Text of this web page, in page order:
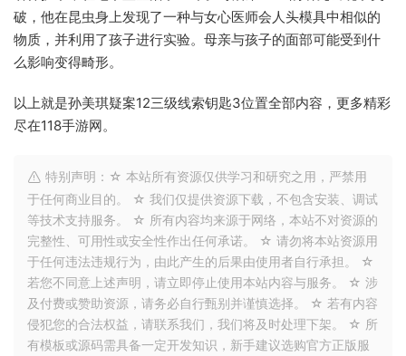
破，他在昆虫身上发现了一种与女心医师会人头模具中相似的
物质，并利用了孩子进行实验。母亲与孩子的面部可能受到什
么影响变得畸形。
以上就是孙美琪疑案12三级线索钥匙3位置全部内容，更多精彩
尽在118手游网。
特别声明：☆ 本站所有资源仅供学习和研究之用，严禁用
于任何商业目的。 ☆ 我们仅提供资源下载，不包含安装、调试
等技术支持服务。 ☆ 所有内容均来源于网络，本站不对资源的
完整性、可用性或安全性作出任何承诺。 ☆ 请勿将本站资源用
于任何违法违规行为，由此产生的后果由使用者自行承担。 ☆
若您不同意上述声明，请立即停止使用本站内容与服务。 ☆ 涉
及付费或赞助资源，请务必自行甄别并谨慎选择。 ☆ 若有内容
侵犯您的合法权益，请联系我们，我们将及时处理下架。 ☆ 所
有模板或源码需具备一定开发知识，新手建议选购官方正版服